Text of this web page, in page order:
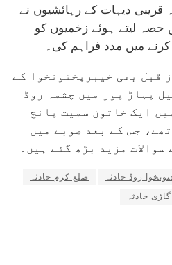
قریبی دیہات کے رہائشیوں نے
حصہ لیتے ہوئے زخمیوں کو
کرنے میں مدد فراہم کی۔
قبل بھی خیبرپختونخوا کے
پہاڑ پور میں چشمہ روڈ
ایک خاتون سمیت پانچ
جس کے بعد صوبے میں
مزید بڑھ گئے ہیں۔
روڈ حادثہ
ضلع کرم حادثہ
حادثہ